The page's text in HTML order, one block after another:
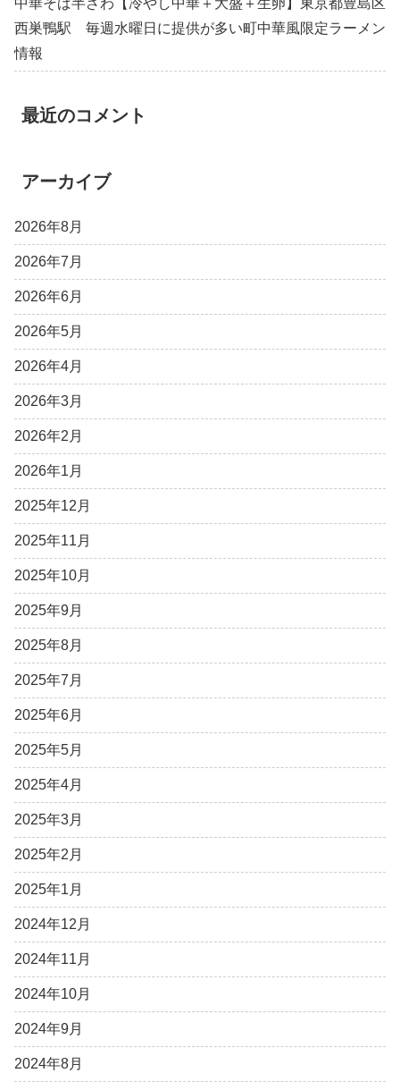
中華そば半ざわ【冷やし中華＋大盛＋生卵】東京都豊島区
西巣鴨駅 毎週水曜日に提供が多い町中華風限定ラーメン
情報
最近のコメント
アーカイブ
2026年8月
2026年7月
2026年6月
2026年5月
2026年4月
2026年3月
2026年2月
2026年1月
2025年12月
2025年11月
2025年10月
2025年9月
2025年8月
2025年7月
2025年6月
2025年5月
2025年4月
2025年3月
2025年2月
2025年1月
2024年12月
2024年11月
2024年10月
2024年9月
2024年8月